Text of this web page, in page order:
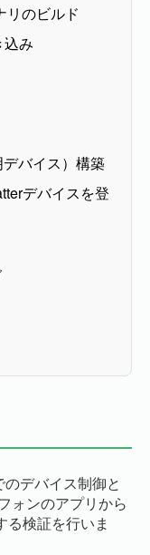
リのビルド
み
バイス）構築
デバイスを登
デバイス制御と
ォンのアプリから
る検証を行いま